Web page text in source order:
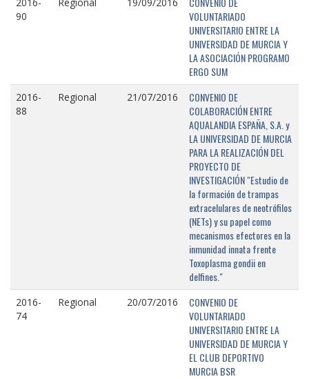
90
VOLUNTARIADO
UNIVERSITARIO ENTRE LA
UNIVERSIDAD DE MURCIA Y
LA ASOCIACIÓN PROGRAMO
ERGO SUM
2016-
88
Regional 21/07/2016
CONVENIO DE
COLABORACIÓN ENTRE
AQUALANDIA ESPAÑA, S.A. y
LA UNIVERSIDAD DE MURCIA
PARA LA REALIZACIÓN DEL
PROYECTO DE
INVESTIGACIÓN "Estudio de
la formación de trampas
extracelulares de neotrófilos
(NETs) y su papel como
mecanismos efectores en la
inmunidad innata frente
Toxoplasma gondii en
delfines."
2016-
74
Regional 20/07/2016
CONVENIO DE
VOLUNTARIADO
UNIVERSITARIO ENTRE LA
UNIVERSIDAD DE MURCIA Y
EL CLUB DEPORTIVO
MURCIA BSR